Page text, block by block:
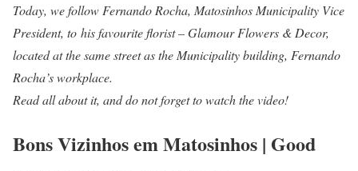
Today, we follow Fernando Rocha, Matosinhos Municipality Vice
President, to his favourite florist –Glamour Flowers & Decor,
located at the same street as the Municipality building, Fernando
Rocha’s workplace.
Read all about it, and do not forget to watch the video!
Bons Vizinhos em Matosinhos | Good